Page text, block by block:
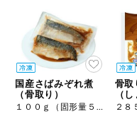
自動注文システム登録を確
自動注文システム登録を修
くらしの定番品（毎週企画
酒・ノンアル
コール
切り花・仏花
ティッシュ・
トイレットペ
ーパー
キウイフルーツ
さけ さば
鶏肉 バナナ
国産さばみぞれ煮
（骨取り）
１００ｇ（固形量５５ｇ）×２
骨取
（